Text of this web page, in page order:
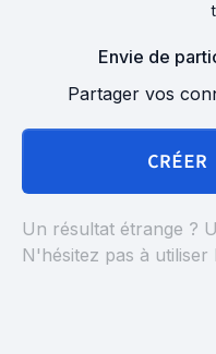
Envie de
Partager vos
Un résultat étrange ?
N'hésitez pas à utiliser